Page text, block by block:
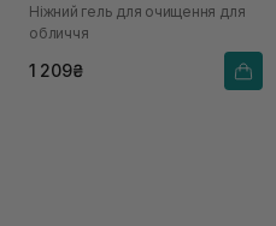
мл
Ніжний гель для очищення для
обличчя
1 209₴